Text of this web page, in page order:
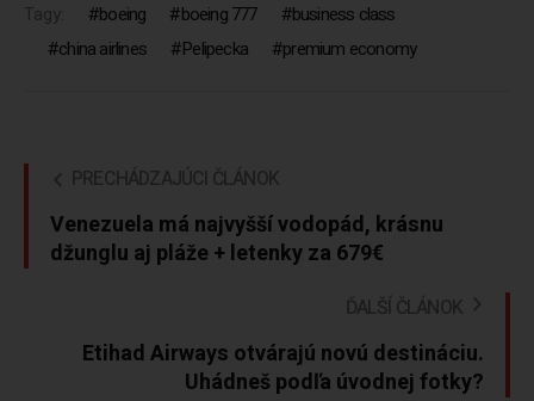
Tagy: boeing boeing 777
business class
china airlines
Pelipecka premium economy
PRECHÁDZAJÚCI ČLÁNOK
Venezuela má najvyšší vodopád, krásnu
džunglu aj pláže + letenky za 679€
ĎALŠÍ ČLÁNOK
Etihad Airways otvárajú novú destináciu.
Uhádneš podľa úvodnej fotky?